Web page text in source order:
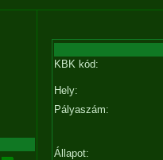
KBK kód:
Hely:
Pályaszám:
Állapot: